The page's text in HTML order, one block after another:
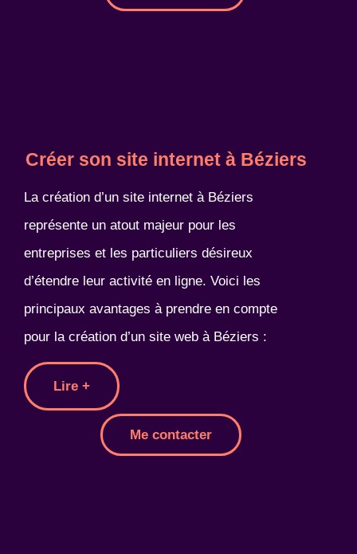
Créer son site internet à Béziers
La création d’un site internet à Béziers
représente un atout majeur pour les
entreprises et les particuliers désireux
d’étendre leur activité en ligne. Voici les
principaux avantages à prendre en compte
pour la création d’un site web à Béziers :
Lire +
Me contacter